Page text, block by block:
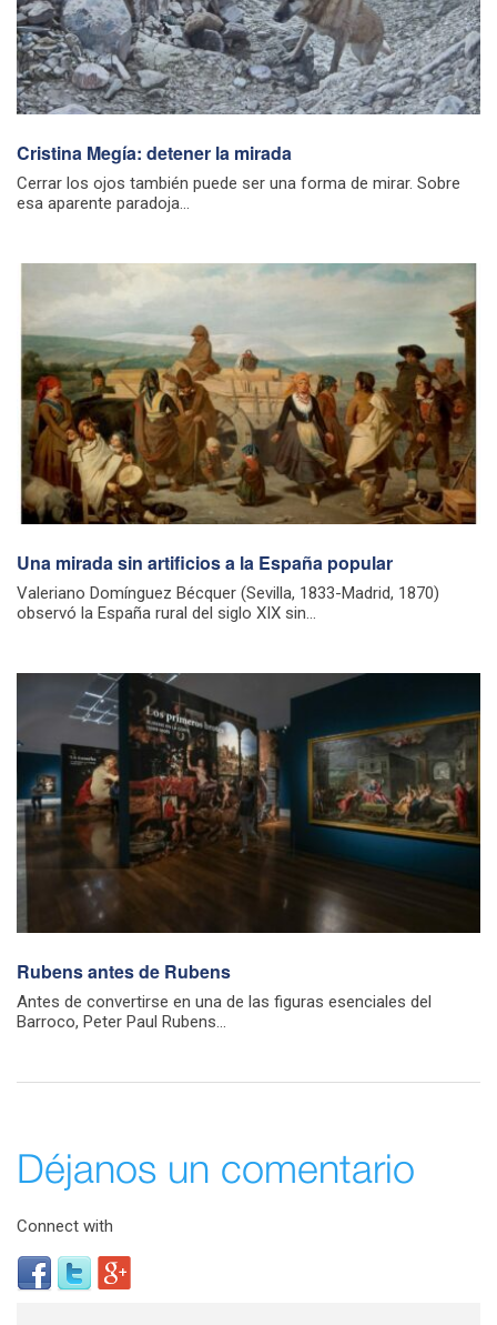
Cristina Megía: detener la mirada
Cerrar los ojos también puede ser una forma de mirar. Sobre
esa aparente paradoja...
Una mirada sin artificios a la España popular
Valeriano Domínguez Bécquer (Sevilla, 1833-Madrid, 1870)
observó la España rural del siglo XIX sin...
Rubens antes de Rubens
Antes de convertirse en una de las figuras esenciales del
Barroco, Peter Paul Rubens...
Déjanos un comentario
Connect with